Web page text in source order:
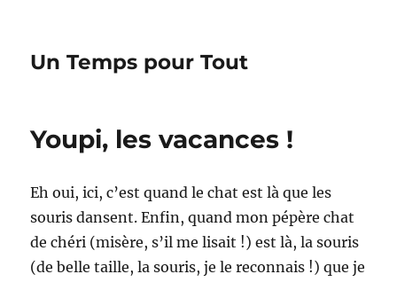
Un Temps pour Tout
Youpi, les vacances !
Eh oui, ici, c’est quand le chat est là que les
souris dansent. Enfin, quand mon pépère chat
de chéri (misère, s’il me lisait !) est là, la souris
(de belle taille, la souris, je le reconnais !) que je